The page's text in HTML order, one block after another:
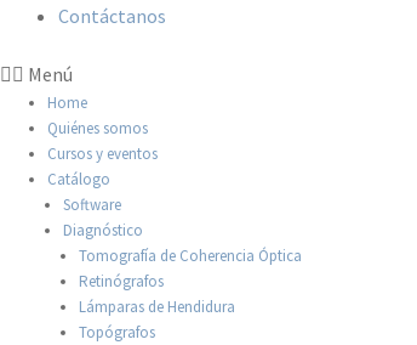
Contáctanos
Menú
Home
Quiénes somos
Cursos y eventos
Catálogo
Software
Diagnóstico
Tomografía de Coherencia Óptica
Retinógrafos
Lámparas de Hendidura
Topógrafos